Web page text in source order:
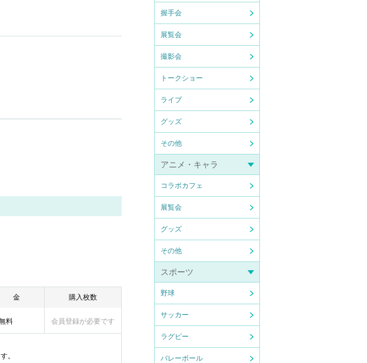
握手会
展覧会
撮影会
トークショー
ライブ
グッズ
その他
アニメ・キャラ
コラボカフェ
展覧会
グッズ
その他
スポーツ
野球
サッカー
ラグビー
バレーボール
様ご自身でお手続きください。
び頂いた「カラオケ利用」に関
す。ご希望のお日にち、時間帯
が叶わない場合がございます。
金
料
購入枚数
会員登録が必要です
。